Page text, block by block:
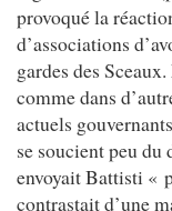
provoqué la
d’associations
gardes des
comme dans
actuels
se soucient peu du
envoyait Battisti «
contrastait d’une